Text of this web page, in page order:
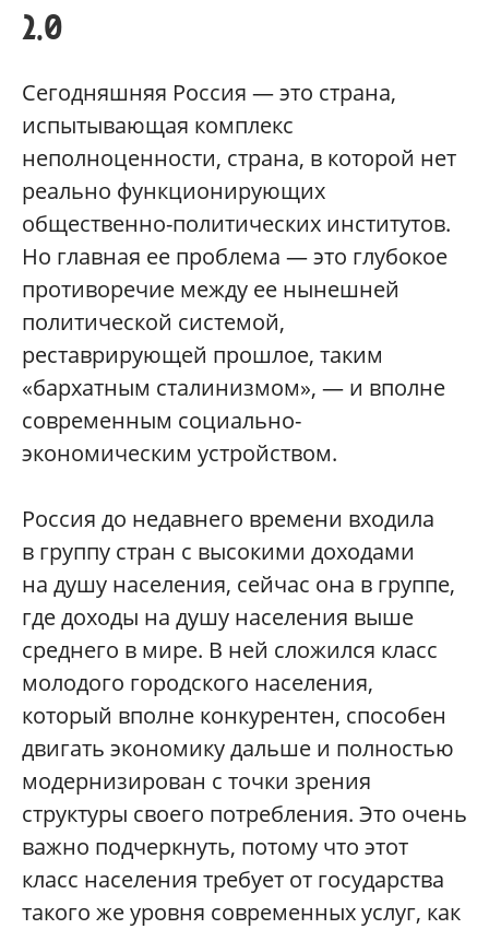
2.0
Сегодняшняя Россия — это страна,
испытывающая комплекс
неполноценности, страна, в которой нет
реально функционирующих
общественно-политических институтов.
Но главная ее проблема — это глубокое
противоречие между ее нынешней
политической системой,
реставрирующей прошлое, таким
«бархатным сталинизмом», — и вполне
современным социально-
экономическим устройством.
Россия до недавнего времени входила
в группу стран с высокими доходами
на душу населения, сейчас она в группе,
где доходы на душу населения выше
среднего в мире. В ней сложился класс
молодого городского населения,
который вполне конкурентен, способен
двигать экономику дальше и полностью
модернизирован с точки зрения
структуры своего потребления. Это очень
важно подчеркнуть, потому что этот
класс населения требует от государства
такого же уровня современных услуг, как